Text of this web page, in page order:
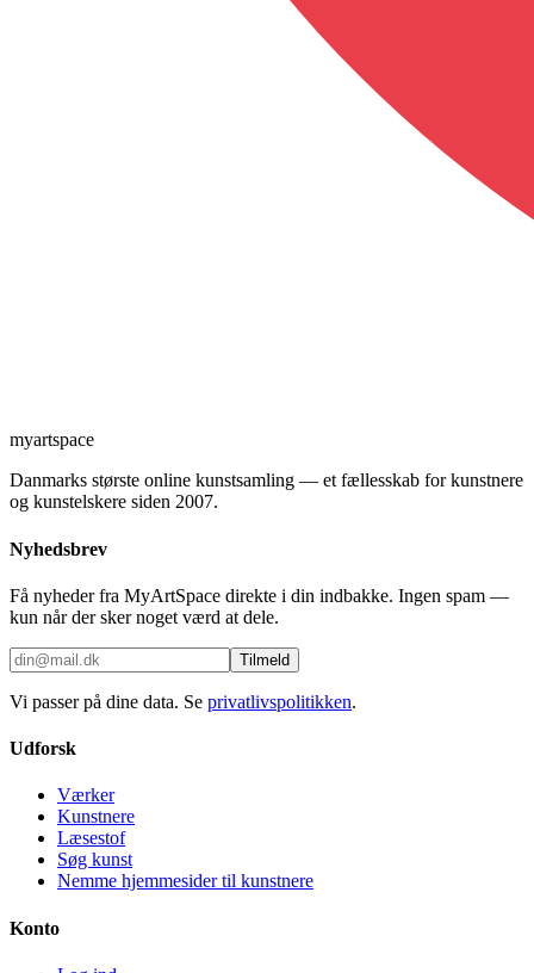
myartspace
Danmarks største online kunstsamling — et fællesskab for kunstnere
og kunstelskere siden 2007.
Nyhedsbrev
Få nyheder fra MyArtSpace direkte i din indbakke. Ingen spam —
kun når der sker noget værd at dele.
Tilmeld
Vi passer på dine data. Se privatlivspolitikken.
Udforsk
Værker
Kunstnere
Læsestof
Søg kunst
Nemme hjemmesider til kunstnere
Konto